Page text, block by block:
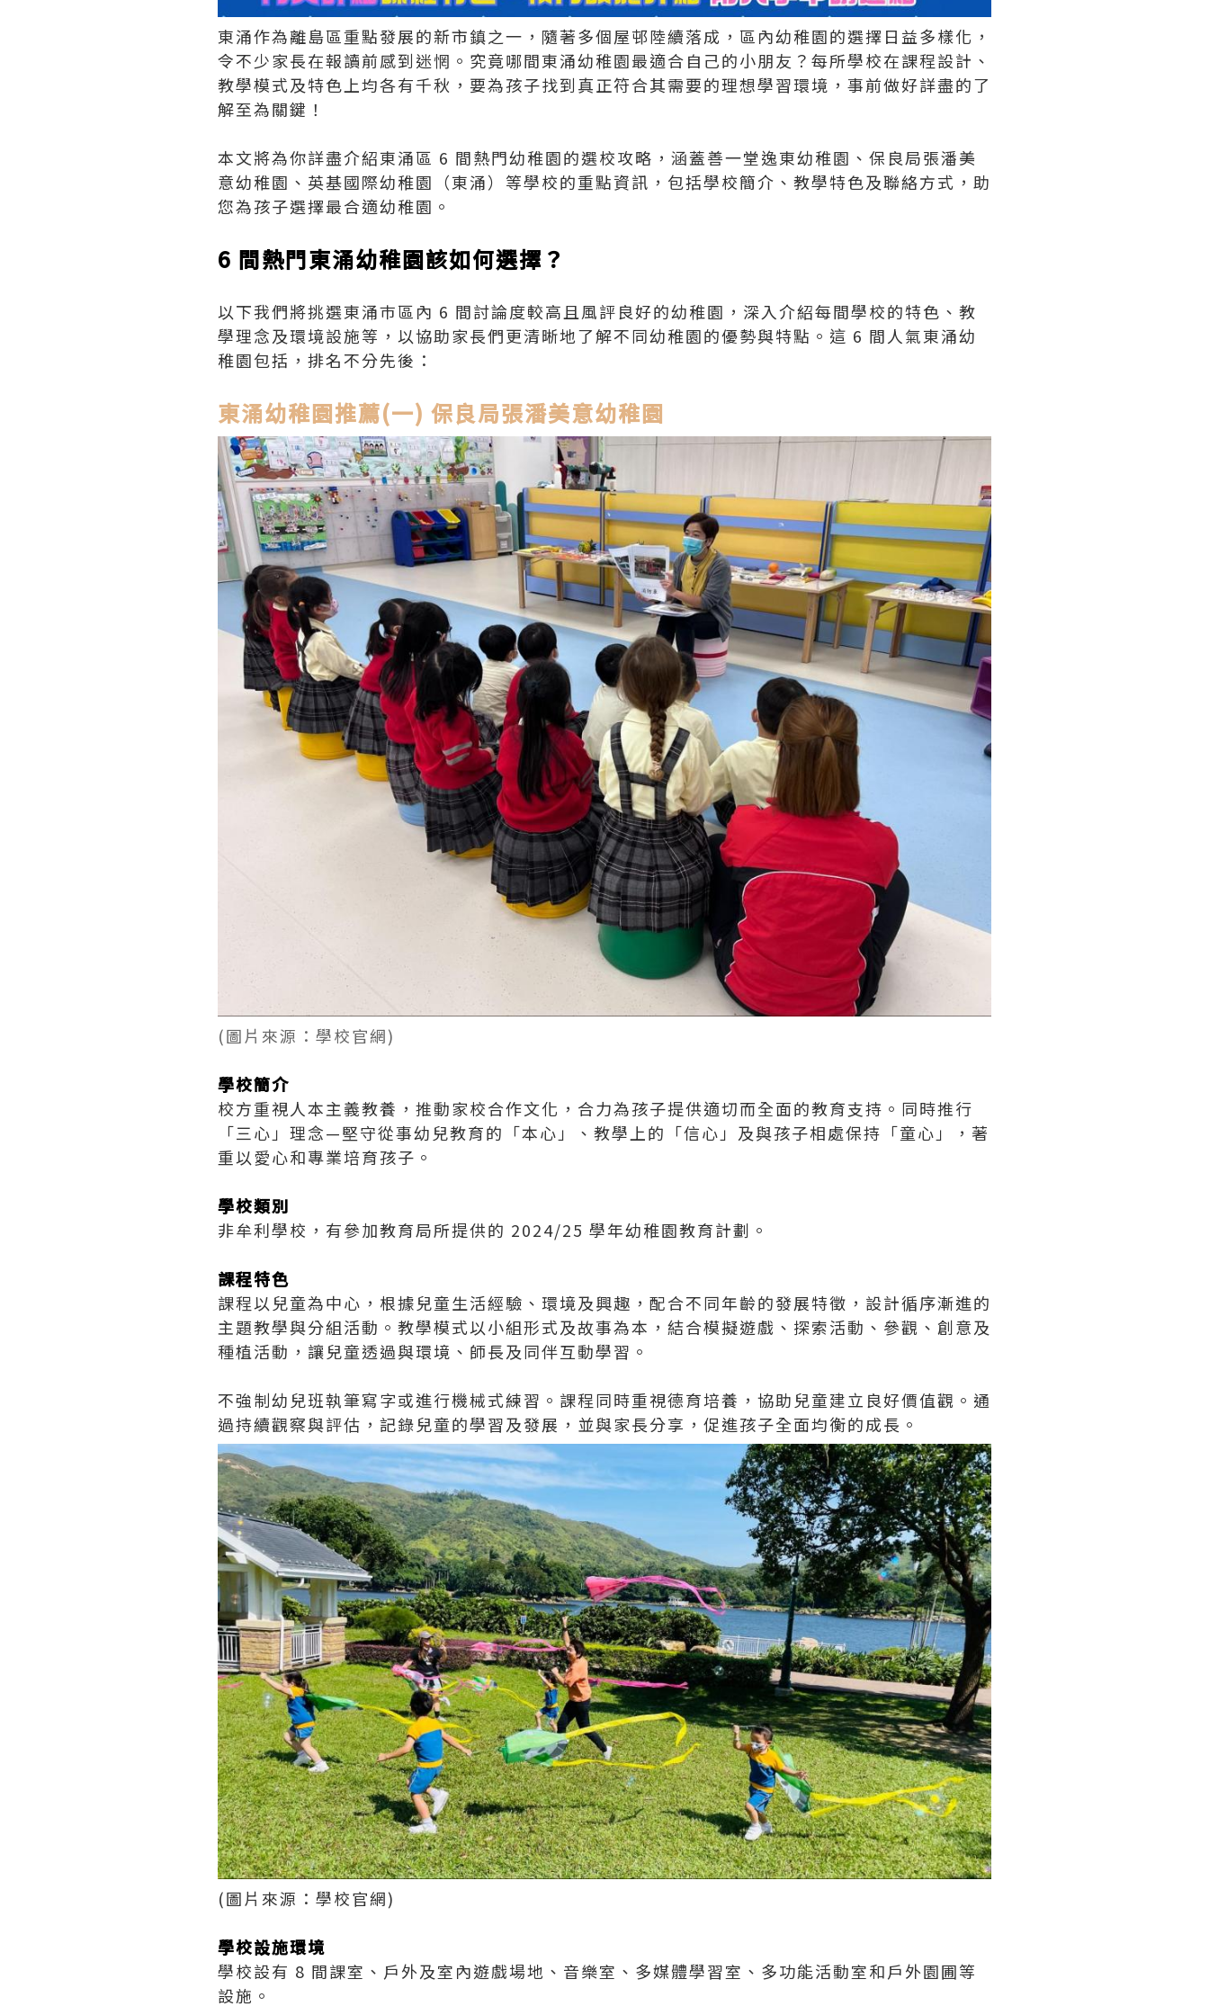
東涌作為離島區重點發展的新市鎮之一，隨著多個屋邨陸續落成，區內幼稚園的選擇日益多樣化，
令不少家長在報讀前感到迷惘。究竟哪間東涌幼稚園最適合自己的小朋友？每所學校在課程設計、
教學模式及特色上均各有千秋，要為孩子找到真正符合其需要的理想學習環境，事前做好詳盡的了
解至為關鍵！
本文將為你詳盡介紹東涌區 6 間熱門幼稚園的選校攻略，涵蓋善一堂逸東幼稚園、保良局張潘美
意幼稚園、英基國際幼稚園（東涌）等學校的重點資訊，包括學校簡介、教學特色及聯絡方式，助
您為孩子選擇最合適幼稚園。
6 間熱門東涌幼稚園該如何選擇？
以下我們將挑選東涌巿區內 6 間討論度較高且風評良好的幼稚園，深入介紹每間學校的特色、教
學理念及環境設施等，以協助家長們更清晰地了解不同幼稚園的優勢與特點。這 6 間人氣東涌幼
稚園包括，排名不分先後：
東涌幼稚園推薦(一) 保良局張潘美意幼稚園
(圖片來源：學校官網)
學校簡介
校方重視人本主義教養，推動家校合作文化，合力為孩子提供適切而全面的教育支持。同時推行
「三心」理念—堅守從事幼兒教育的「本心」、教學上的「信心」及與孩子相處保持「童心」，著
重以愛心和專業培育孩子。
學校類別
非牟利學校，有參加教育局所提供的 2024/25 學年幼稚園教育計劃。
課程特色
課程以兒童為中心，根據兒童生活經驗、環境及興趣，配合不同年齡的發展特徵，設計循序漸進的
主題教學與分組活動。教學模式以小組形式及故事為本，結合模擬遊戲、探索活動、參觀、創意及
種植活動，讓兒童透過與環境、師長及同伴互動學習。
不強制幼兒班執筆寫字或進行機械式練習。課程同時重視德育培養，協助兒童建立良好價值觀。通
過持續觀察與評估，記錄兒童的學習及發展，並與家長分享，促進孩子全面均衡的成長。
(圖片來源：學校官網)
學校設施環境
學校設有 8 間課室、戶外及室內遊戲場地、音樂室、多媒體學習室、多功能活動室和戶外園圃等
設施。